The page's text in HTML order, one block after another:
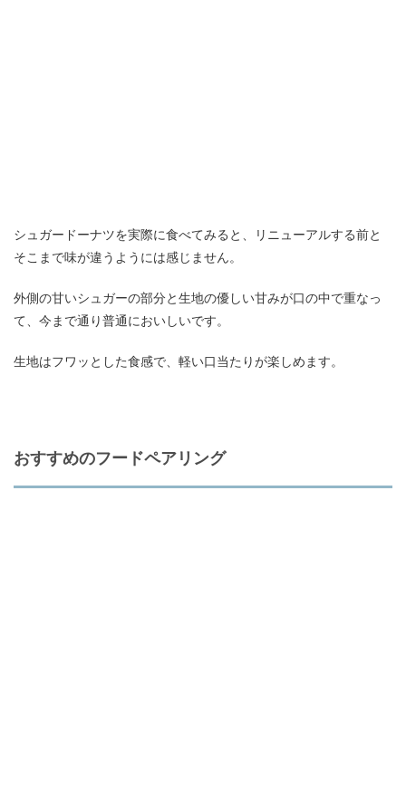
シュガードーナツを実際に食べてみると、リニューアルする前と
そこまで味が違うようには感じません。
外側の甘いシュガーの部分と生地の優しい甘みが口の中で重なっ
て、今まで通り普通においしいです。
生地はフワッとした食感で、軽い口当たりが楽しめます。
おすすめのフードペアリング